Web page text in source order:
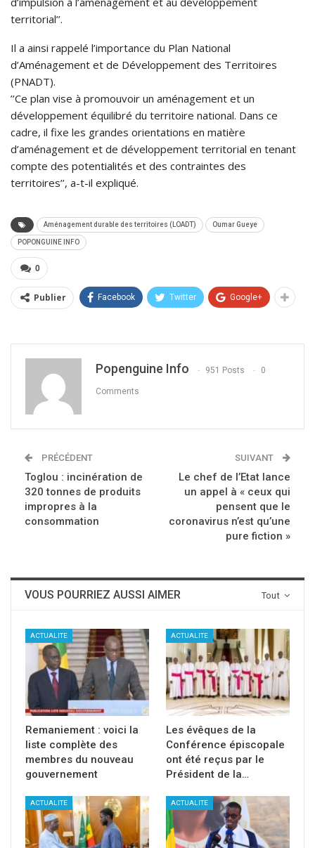
territorial’’.
Il a ainsi rappelé l’importance du Plan National
d’Aménagement et de Développement des Territoires
(PNADT).
’’Ce plan vise à promouvoir un aménagement et un
développement équilibré du territoire national. Dans ce
cadre, il fixe les grandes orientations en matière
d’aménagement et de développement territorial en tenant
compte des potentialités et des contraintes des
territoires’’, a-t-il expliqué.
Aménagement durable des territoires (LOADT) Oumar Gueye
POPONGUINE INFO
0
Publier Facebook Twitter Google+
Popenguine Info 951 Posts 0
Comments
PRÉCÉDENT
Toglou : incinération de
320 tonnes de produits
impropres à la
consommation
SUIVANT
Le chef de l’Etat lance
un appel à « ceux qui
pensent que le
coronavirus n’est qu’une
pure fiction »
Tout
VOUS POURRIEZ AUSSI AIMER
ACTUALITE
Remaniement : voici la
liste complète des
membres du nouveau
gouvernement
ACTUALITE
Les évêques de la
Conférence épiscopale
ont été reçus par le
Président de la…
ACTUALITE ACTUALITE